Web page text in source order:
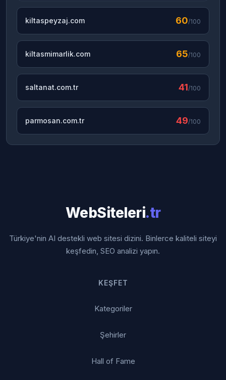
kiltaspeyzaj.com 60/100
kiltasmimarlik.com 65/100
saltanat.com.tr 41/100
parmosan.com.tr 49/100
WebSiteleri.tr
Türkiye'nin AI destekli web sitesi dizini. Binlerce kaliteli siteyi
keşfedin, SEO analizi yapın.
KEŞFET
Kategoriler
Şehirler
Hall of Fame